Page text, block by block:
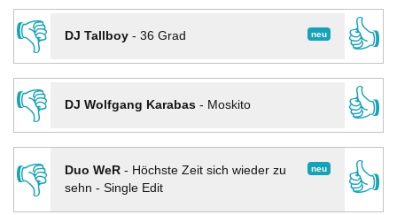
👎
neu
DJ Tallboy- 36 Grad
👍
👎
DJ Wolfgang Karabas- Moskito
👍
👎
neu
Duo WeR- Höchste Zeit sich wieder zu
sehn - Single Edit
👍